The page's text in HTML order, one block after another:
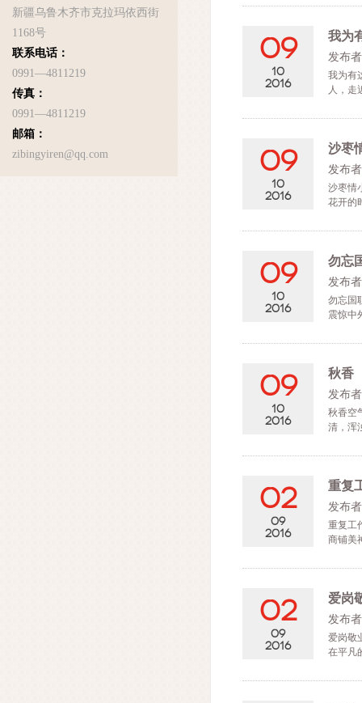
新疆乌鲁木齐市克拉玛依西街
1168号
联系电话：
0991—4811219
传真：
0991—4811219
邮箱：
zibingyiren@qq.com
09
10
2016
我为
发布
我为有
人，走
09
10
2016
沙枣
发布
沙枣情
花开的
09
10
2016
勿忘
发布
勿忘国
震惊中
09
10
2016
秋香
发布
秋香空
清，浑
02
09
2016
重复
发布
重复工
商铺美
02
09
2016
爱岗
发布
爱岗敬
在平凡